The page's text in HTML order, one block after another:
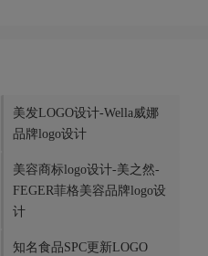
美发LOGO设计-Wella威娜
品牌logo设计
美容商标logo设计-美之然-
FEGER菲格美容品牌logo设
计
知名食品SPC更新LOGO